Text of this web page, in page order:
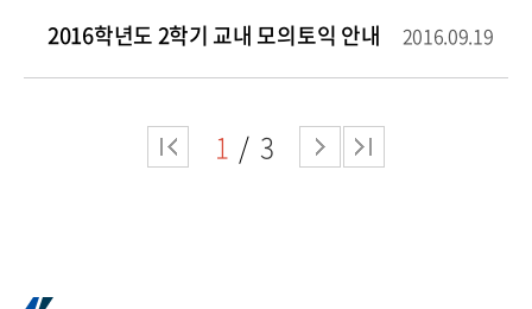
2016학년도 2학기 교내 모의토익 안내 2016.09.19
1 3